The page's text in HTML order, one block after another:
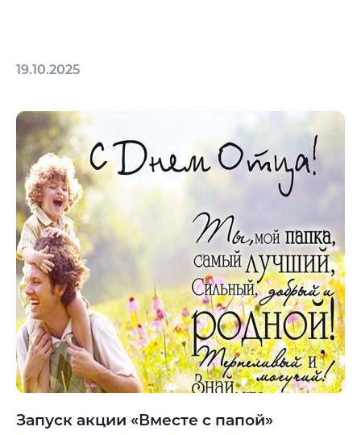
19.10.2025
Запуск акции «Вместе с папой»